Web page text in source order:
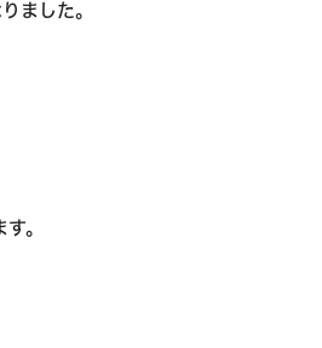
ました。
。